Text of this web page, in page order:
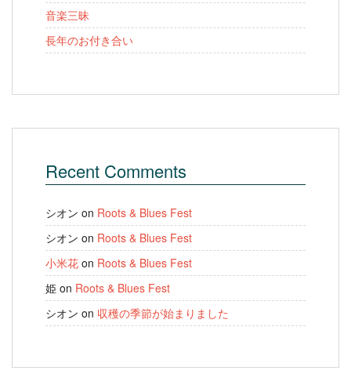
音楽三昧
長年のお付き合い
Recent Comments
シオン on Roots & Blues Fest
シオン on Roots & Blues Fest
小米花 on Roots & Blues Fest
姫 on Roots & Blues Fest
シオン on 収穫の季節が始まりました